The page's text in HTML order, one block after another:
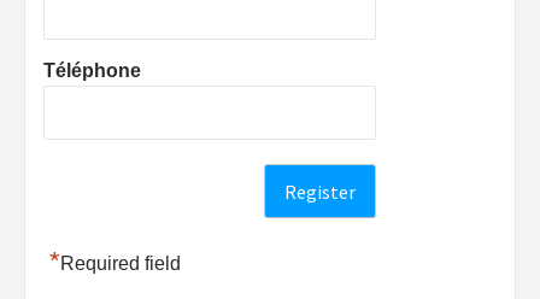
Téléphone
*Required field